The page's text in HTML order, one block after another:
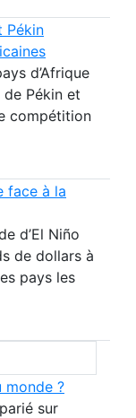
Pékin
d’Afrique
Pékin et
compétition
face à la
d’El Niño
de dollars à
pays les
monde ?
sur